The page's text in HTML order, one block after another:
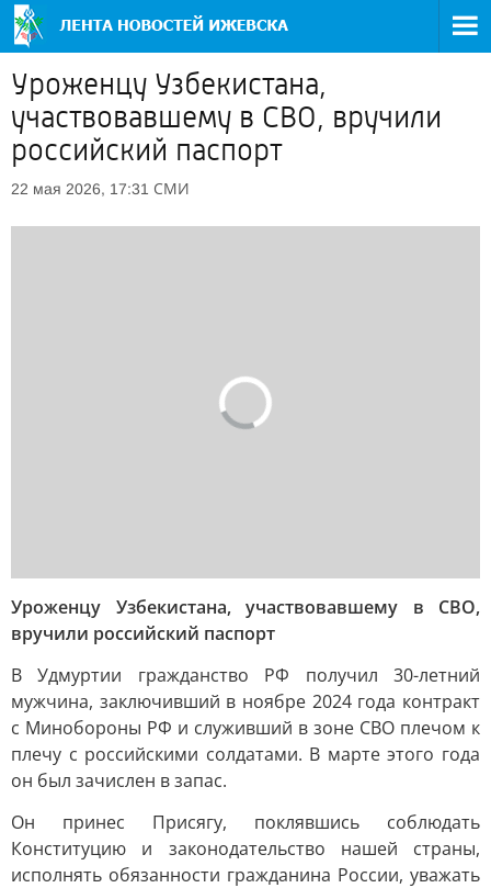
Уроженцу Узбекистана,
участвовавшему в СВО, вручили
российский паспорт
22 мая 2026, 17:31 СМИ
Уроженцу Узбекистана, участвовавшему в СВО,
вручили российский паспорт
В Удмуртии гражданство РФ получил 30-летний
мужчина, заключивший в ноябре 2024 года контракт
с Минобороны РФ и служивший в зоне СВО плечом к
плечу с российскими солдатами. В марте этого года
он был зачислен в запас.
Он принес Присягу, поклявшись соблюдать
Конституцию и законодательство нашей страны,
исполнять обязанности гражданина России, уважать